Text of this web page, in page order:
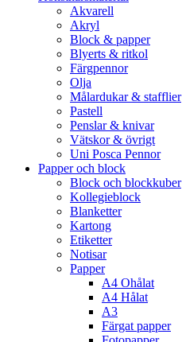
Akvarell
Akryl
Block & papper
Blyerts & ritkol
Färgpennor
Olja
Målardukar & stafflier
Pastell
Penslar & knivar
Vätskor & övrigt
Uni Posca Pennor
Papper och block
Block och blockkuber
Kollegieblock
Blanketter
Kartong
Etiketter
Notisar
Papper
A4 Ohålat
A4 Hålat
A3
Färgat papper